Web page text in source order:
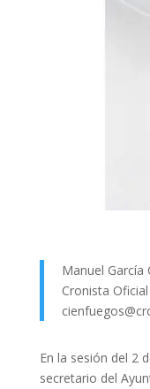
Manuel García
Cronista
En la sesión del 2
secretario del